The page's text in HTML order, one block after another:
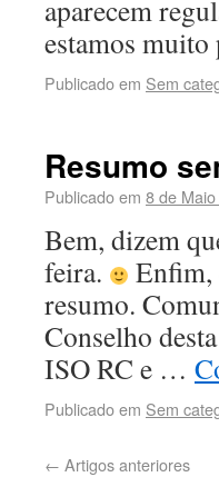
aparecem
estamos
Publicado em Sem
Resumo
Publicado em 8 de
Bem, dizem
feira.
Enfim,
resumo.
Conselho
ISO RC e …
Publicado em Sem
← Artigos anteriores